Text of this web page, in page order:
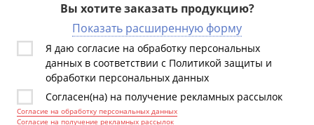
Вы хотите заказать продукцию?
Показать расширенную форму
Я даю согласие на обработку персональных
данных в соответствии с Политикой защиты и
обработки персональных данных
Согласен(на) на получение рекламных рассылок
Согласие на обработку персональных данных
Согласие на получение рекламных рассылок